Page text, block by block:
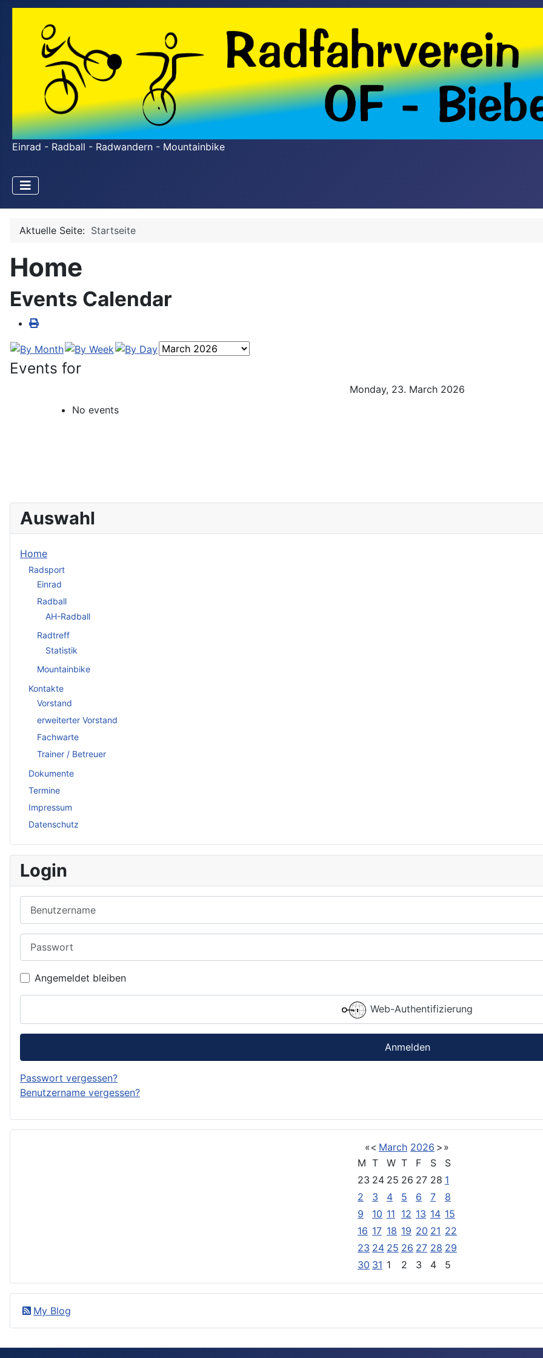
Einrad - Radball - Radwandern - Mountainbike
Aktuelle Seite: Startseite
Home
Events Calendar
Events for
Monday, 23. March 2026
No events
Auswahl
Home
Radsport
Einrad
Radball
AH-Radball
Radtreff
Statistik
Mountainbike
Kontakte
Vorstand
erweiterter Vorstand
Fachwarte
Trainer / Betreuer
Dokumente
Termine
Impressum
Datenschutz
Login
Angemeldet bleiben
Web-Authentifizierung
Anmelden
Passwort vergessen?
Benutzername vergessen?
«< March 2026 > »
M T W T F S
S
23 24 25 26 27 28 1
2
3 4 5 6 7
8
9
10 11 12 13 14 15
16 17 18 19 20 21 22
23 24 25 26 27 28 29
30 31 1 2 3 4 5
My Blog